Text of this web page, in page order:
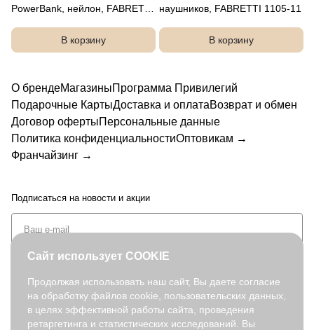
PowerBank, нейлон, FABRETTI
В корзину
наушников, FABRETTI 1105-11
В корзину
О брендеМагазиныПрограмма Привилегий
Подарочные КартыДоставка и оплатаВозврат и обмен
Договор офертыПерсональные данные
Политика конфиденциальностиОптовикам →
Франчайзинг →
Подписаться на новости и акции
+7 (495) 127-08-52
order@fabretti.ru
Сайт использует COOKIE
Продолжая использовать наш сайт, Вы даете согласие
на обработку файлов cookie, пользовательских данных,
в целях эффективной работы сайта, проведения
ретаргетинга и статистических исследований. Вы